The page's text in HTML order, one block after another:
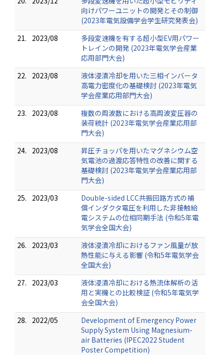
向けパワーユニットの開発とその制御
(2023年電気設備学会学生研究発表会)
21.
2023/08
多段変速機を有する超小型EV用パワー
トレインの開発 (2023年電気学会産業
応用部門大会)
22.
2023/08
液体浸漬冷却を用いた三相インバータ
高電力密度化の基礎検討 (2023年電気
学会産業応用部門大会)
23.
2023/08
複数の周波数における高周波変圧器の
装荷統計 (2023年電気学会産業応用部
門大会)
24.
2023/08
昇圧チョッパを用いたマグネシウム空
気電池の過渡応答特性の改善に関する
基礎検討 (2023年電気学会産業応用部
門大会)
25.
2023/03
Double-sided LCC共振回路方式の補
償インダクタ電圧を利用した非接触給
電システムの位相同期手法 (令和5年電
気学会全国大会)
26.
2023/03
液体浸漬冷却におけるファン風量が放
熱性能に与える影響 (令和5年電気学会
全国大会)
27.
2023/03
液体浸漬冷却における熱流体解析の活
用と実機との比較検証 (令和5年電気学
会全国大会)
28.
2022/05
Development of Emergency Power
Supply System Using Magnesium-
air Batteries (IPEC2022 Student
Poster Competition)